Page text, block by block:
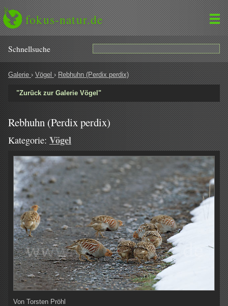
fokus-natur.de
Schnell­suche
Galerie › Vögel › Rebhuhn (Perdix perdix)
"Zurück zur Galerie Vögel"
Rebhuhn (Perdix perdix)
Kategorie: Vögel
Von Torsten Pröhl